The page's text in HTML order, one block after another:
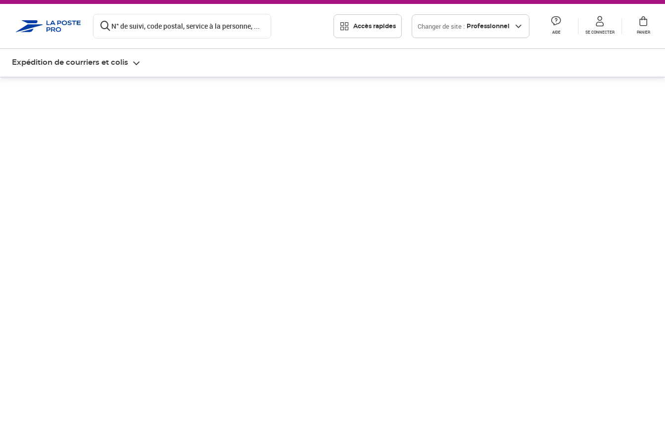
N° de suivi, code postal, service à la personne, ... Accès rapides Changer de site : Professionnel
AIDE SE CONNECTER PANIER
Expédition de courriers et colis